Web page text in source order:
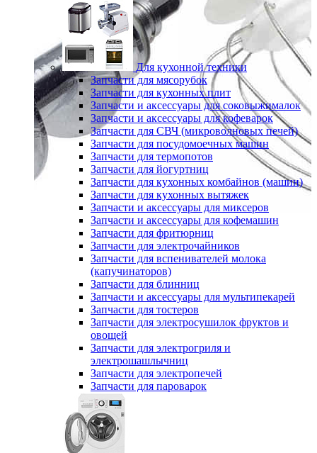
Для кухонной техники
Запчасти для мясорубок
Запчасти для кухонных плит
Запчасти и аксессуары для соковыжималок
Запчасти и аксессуары для кофеварок
Запчасти для СВЧ (микроволновых печей)
Запчасти для посудомоечных машин
Запчасти для термопотов
Запчасти для йогуртниц
Запчасти для кухонных комбайнов (машин)
Запчасти для кухонных вытяжек
Запчасти и аксессуары для миксеров
Запчасти и аксессуары для кофемашин
Запчасти для фритюрниц
Запчасти для электрочайников
Запчасти для вспенивателей молока
(капучинаторов)
Запчасти для блинниц
Запчасти и аксессуары для мультипекарей
Запчасти для тостеров
Запчасти для электросушилок фруктов и
овощей
Запчасти для электрогриля и
электрошашлычниц
Запчасти для электропечей
Запчасти для пароварок